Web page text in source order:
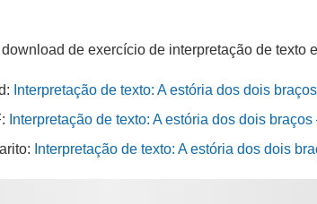
de exercício de interpretação de texto
Interpretação de texto: A estória dos dois
Interpretação de texto: A estória dos dois
Interpretação de texto: A estória dos dois